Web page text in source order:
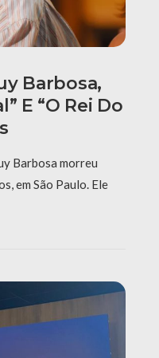
Barbosa,
E “O Rei Do
Barbosa morreu
em São Paulo. Ele